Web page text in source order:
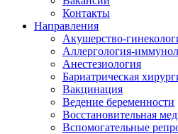
Контакты
Направления
Акушерство-
Аллергология-
Анестезиология
Бариатрическая
Вакцинация
Ведение беременности
Восстановительная
Вспомогательные